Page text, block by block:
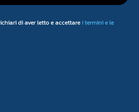
di aver letto e accettarei termini e le